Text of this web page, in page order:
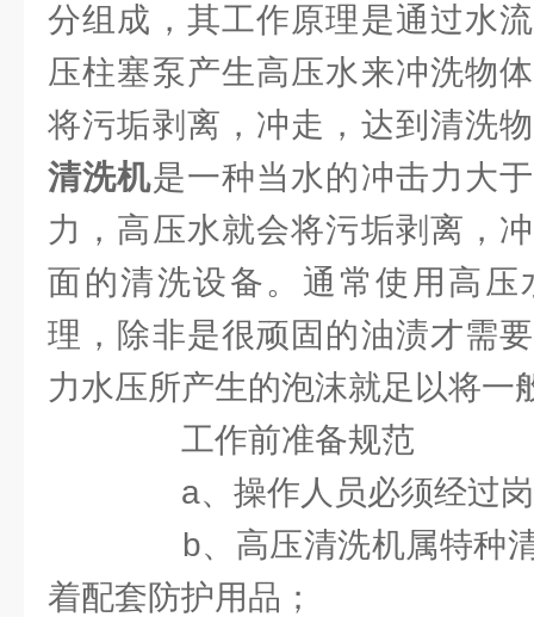
分组成，其工作原理是通过水
压柱塞泵产生高压水来冲洗物
将污垢剥离，冲走，达到清洗
清洗机是一种当水的冲击力大
力，高压水就会将污垢剥离，
面的清洗设备。通常使用高压
理，除非是很顽固的油渍才需
力水压所产生的泡沫就足以将一
工作前准备规范
a、操作人员必须经过岗
b、高压清洗机属特种清
着配套防护用品；